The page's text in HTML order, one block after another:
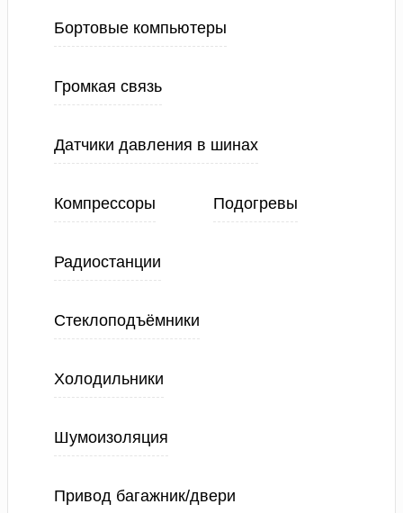
Бортовые компьютеры
Громкая связь
Датчики давления в шинах
Компрессоры Подогревы
Радиостанции
Стеклоподъёмники
Холодильники
Шумоизоляция
Привод багажник/двери